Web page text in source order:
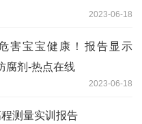
2023-06-18
害宝宝健康！报告显示
腐剂-热点在线
2023-06-18
程测量实训报告